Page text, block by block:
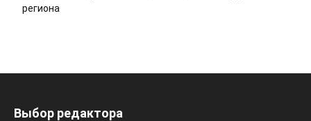
региона
Выбор редактора